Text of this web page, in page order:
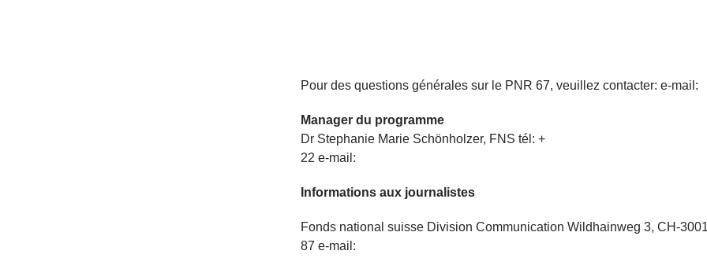
Pour des questions générales sur le PNR 67, veuillez contacter: e-mail:
Manager du programme
Dr Stephanie Marie Schönholzer, FNS tél: +
22 e-mail:
Informations aux journalistes
Fonds national suisse Division Communication Wildhainweg 3, CH-
87 e-mail: